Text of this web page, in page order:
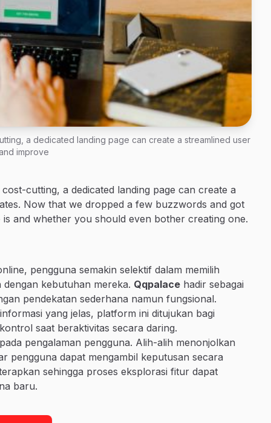
a dedicated landing page can create a streamlined user
improve
cutting, a dedicated landing page can create a
Now that we dropped a few buzzwords and got
and whether you should even bother creating one.
pengguna semakin selektif dalam memilih
kebutuhan mereka. Qqpalace hadir sebagai
pendekatan sederhana namun fungsional.
yang jelas, platform ini ditujukan bagi
saat beraktivitas secara daring.
pengalaman pengguna. Alih-alih menonjolkan
pengguna dapat mengambil keputusan secara
sehingga proses eksplorasi fitur dapat
baru.